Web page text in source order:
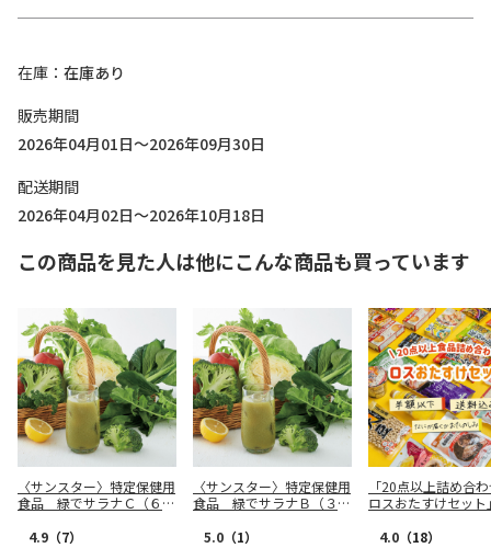
在庫
在庫あり
販売期間
2026年04月01日～2026年09月30日
配送期間
2026年04月02日～2026年10月18日
この商品を見た人は他にこんな商品も買っています
〈サンスター〉特定保健用
食品 緑でサラナＣ（６０
4.9 （7）
〈サンスター〉特定保健用
食品 緑でサラナＢ（３０
5.0 （1）
「20点以上詰め合
ロスおたすけセット
4.0 （18）